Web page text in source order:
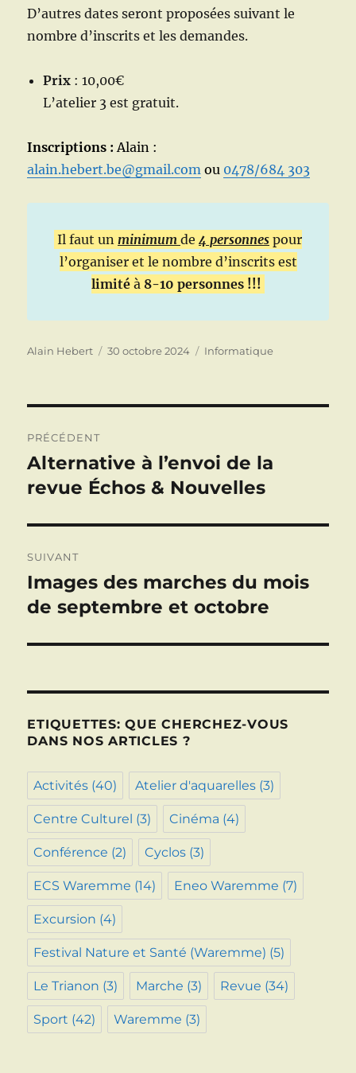
D’autres dates seront proposées suivant le
nombre d’inscrits et les demandes.
Prix : 10,00€
L’atelier 3 est gratuit.
Inscriptions : Alain :
alain.hebert.be@gmail.com ou 0478/684 303
Il faut un minimum de 4 personnes pour
l’organiser et le nombre d’inscrits est
limité à 8-10 personnes !!!
Auteur
Alain Hebert
Publié
30 octobre 2024 Catégories
Informatique
de
l’article
PRÉCÉDENT
Publication
précédente :
Alternative à l’envoi de la
revue Échos & Nouvelles
SUIVANT
Publication
suivante :
Images des marches du mois
de septembre et octobre
ETIQUETTES: QUE CHERCHEZ-VOUS
DANS NOS ARTICLES ?
Activités (40) Atelier d'aquarelles (3)
Centre Culturel (3) Cinéma (4)
Conférence (2) Cyclos (3)
ECS Waremme (14) Eneo Waremme (7)
Excursion (4)
Festival Nature et Santé (Waremme) (5)
Le Trianon (3) Marche (3) Revue (34)
Sport (42) Waremme (3)